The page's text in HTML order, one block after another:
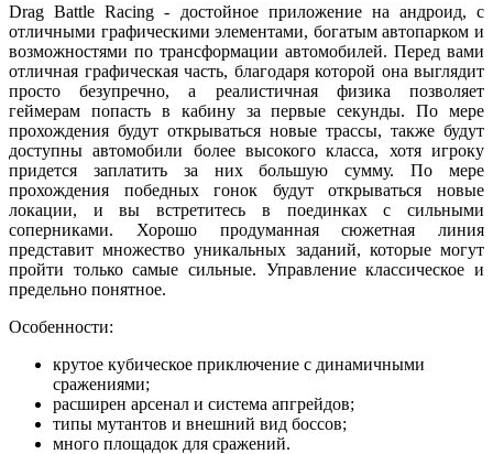
Drag Battle Racing - достойное приложение на андроид, с
отличными графическими элементами, богатым автопарком и
возможностями по трансформации автомобилей. Перед вами
отличная графическая часть, благодаря которой она выглядит
просто безупречно, а реалистичная физика позволяет
геймерам попасть в кабину за первые секунды. По мере
прохождения будут открываться новые трассы, также будут
доступны автомобили более высокого класса, хотя игроку
придется заплатить за них большую сумму. По мере
прохождения победных гонок будут открываться новые
локации, и вы встретитесь в поединках с сильными
соперниками. Хорошо продуманная сюжетная линия
представит множество уникальных заданий, которые могут
пройти только самые сильные. Управление классическое и
предельно понятное.
Особенности:
крутое кубическое приключение с динамичными
сражениями;
расширен арсенал и система апгрейдов;
типы мутантов и внешний вид боссов;
много площадок для сражений.